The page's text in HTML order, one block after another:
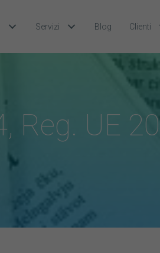
Servizi Blog Clienti
Reg. UE